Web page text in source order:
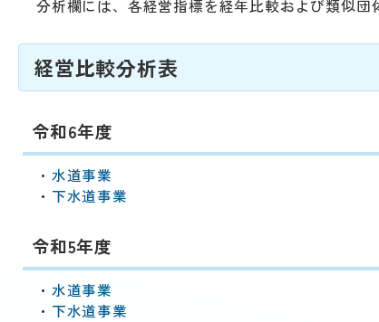
分析欄には、各経営指標を経年比較および類似団
経営比較分析表
令和6年度
・ 水道事業
・ 下水道事業
令和5年度
・ 水道事業
・ 下水道事業